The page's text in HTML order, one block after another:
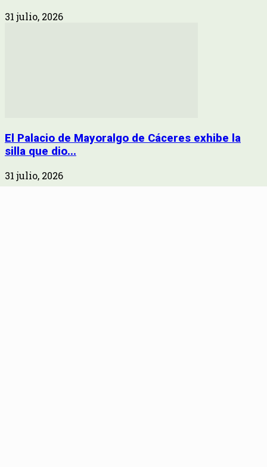
31 julio, 2026
El Palacio de Mayoralgo de Cáceres exhibe la
silla que dio...
31 julio, 2026